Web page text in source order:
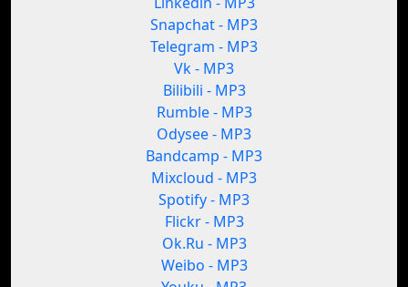
Snapchat - MP3
Telegram - MP3
Vk - MP3
Bilibili - MP3
Rumble - MP3
Odysee - MP3
Bandcamp - MP3
Mixcloud - MP3
Spotify - MP3
Flickr - MP3
Ok.Ru - MP3
Weibo - MP3